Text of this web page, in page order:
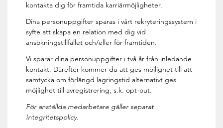
kontakta dig för framtida karriärmöjligheter.
Dina personuppgifter sparas i vårt rekryteringssystem i
syfte att skapa en relation med dig vid
ansökningstillfället och/eller för framtiden.
Vi sparar dina personuppgifter i två år från inledande
kontakt. Därefter kommer du att ges möjlighet till att
samtycka om förlängd lagringstid alternativt ges
möjlighet till avregistrering, s.k. opt-out.
För anställda medarbetare gäller separat
Integritetspolicy.